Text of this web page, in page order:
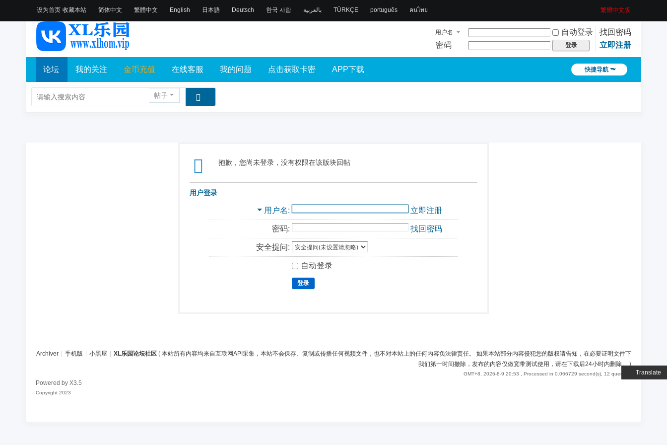
设为首页 收藏本站
Translate
简体中文 繁體中文 English 日本語 Deutsch 한국 사람 بالعربية TÜRKÇE português คนไทย 繁體中文版
用户名 自动登录
找回密码
密码
登录 立即注册
快捷导航
论坛 我的关注 金币充值 在线客服 我的问题 点击获取卡密 APP下载
帖子
抱歉，您尚未登录，没有权限在该版块回帖
用户登录
用户名 立即注册
密码: 找回密码
安全提问:
自动登录
登录
Archiver 手机版 小黑屋 XL乐园论坛社区 ( 本站所有内容均来自互联网API采集，本站不会保存、复制或传播任何视频文件，也不对本站上的任何内容负法律责任。 如果本站部分内容侵犯您的版权请告知，在必要证明文件下
我们第一时间撤除，发布的内容仅做宽带测试使用，请在下载后24小时内删除。)
GMT+8, 2026-8-9 20:53 , Processed in 0.066729 second(s), 12 queries .
Powered by X3.5
Copyright 2023